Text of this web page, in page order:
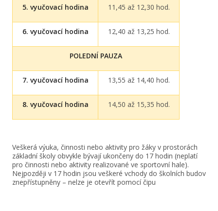
5. vyučovací hodina 11,45 až 12,30 hod.
6. vyučovací hodina 12,40 až 13,25 hod.
POLEDNÍ PAUZA
7. vyučovací hodina 13,55 až 14,40 hod.
8. vyučovací hodina 14,50 až 15,35 hod.
Veškerá výuka, činnosti nebo aktivity pro žáky v prostorách
základní školy obvykle bývají ukončeny do 17 hodin (neplatí
pro činnosti nebo aktivity realizované ve sportovní hale).
Nejpozději v 17 hodin jsou veškeré vchody do školních budov
znepřístupněny – nelze je otevřít pomocí čipu